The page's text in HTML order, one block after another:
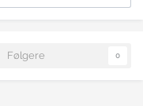
Følgere 0